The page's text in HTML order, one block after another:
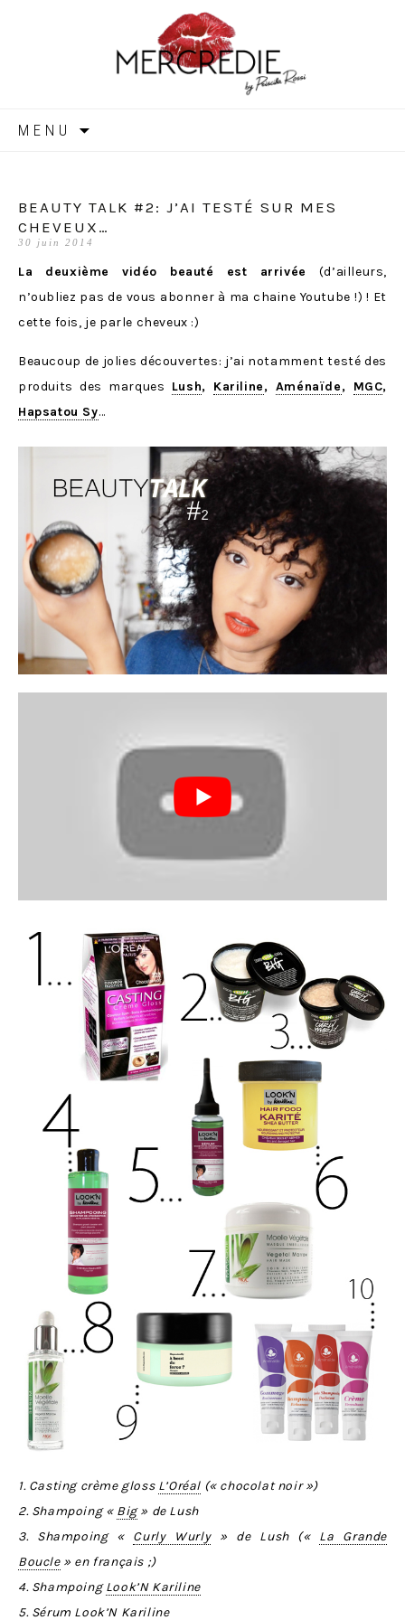
MERCREDIE
MENU
BEAUTY TALK #2: J’AI TESTÉ SUR MES
CHEVEUX…
30 juin 2014
La deuxième vidéo beauté est arrivée (d’ailleurs,
n’oubliez pas de vous abonner à ma chaine Youtube !) ! Et
cette fois, je parle cheveux :)
Beaucoup de jolies découvertes: j’ai notamment testé des
produits des marques Lush, Kariline, Aménaïde, MGC,
Hapsatou Sy…
1. Casting crème gloss L’Oréal (« chocolat noir »)
2. Shampoing « Big» de Lush
3. Shampoing « Curly Wurly» de Lush (« La Grande
Boucle» en français ;)
4. ShampoingLook’N Kariline
5. Sérum Look’N Kariline